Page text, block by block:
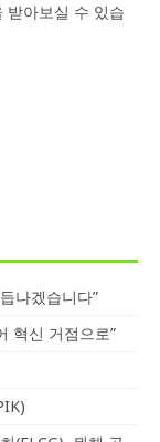
받아보실 수 있습
나겠습니다”
혁신 거점으로”